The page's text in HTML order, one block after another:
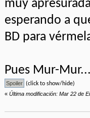
muy
esperando a
BD para
Pues Mur-
(click to show/hide)
«Última modificación: Mar 22 de